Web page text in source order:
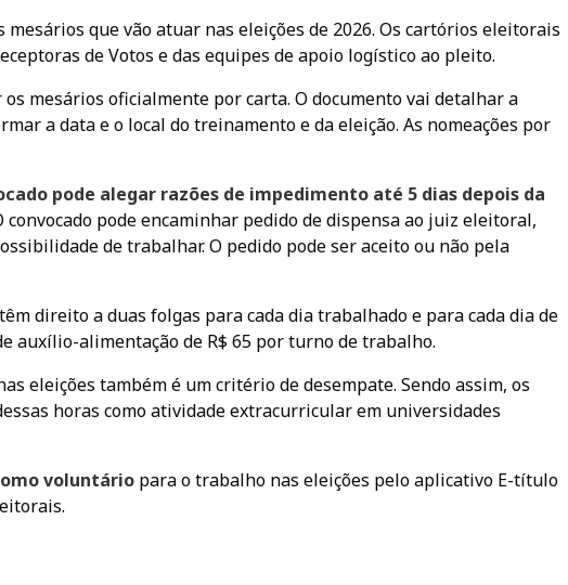
mesários que vão atuar nas eleições de 2026. Os cartórios eleitorais
de Votos e das equipes de apoio logístico ao pleito.
mesários oficialmente por carta. O documento vai detalhar a
a data e o local do treinamento e da eleição. As nomeações por
pode alegar razões de impedimento até 5 dias depois da
convocado pode encaminhar pedido de dispensa ao juiz eleitoral,
de trabalhar. O pedido pode ser aceito ou não pela
direito a duas folgas para cada dia trabalhado e para cada dia de
auxílio-alimentação de R$ 65 por turno de trabalho.
eleições também é um critério de desempate. Sendo assim, os
horas como atividade extracurricular em universidades
voluntário para o trabalho nas eleições pelo aplicativo E-título